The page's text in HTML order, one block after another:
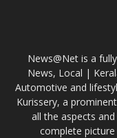
News@Net is a
News, Local |
Automotive and
Kurissery, a
all the aspects
complete